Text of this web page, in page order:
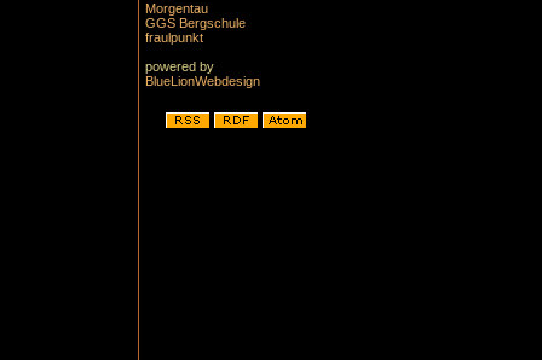
Morgentau
GGS Bergschule
fraulpunkt
powered by
BlueLionWebdesign